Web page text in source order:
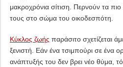
μακροχρόνια σίτιση. Περνούν τα
τους στο σώμα του οικοδεσπότη.
Κύκλος ζωής παράσιτο σχετίζεται
ξενιστή. Εάν ένα τσιμπούρι σε ένα
ανάπτυξής του δεν βρει νέο θύμα,